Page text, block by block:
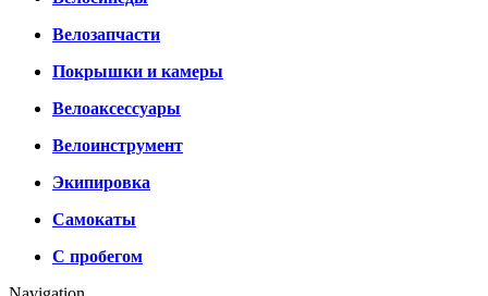
Велозапчасти
Покрышки и камеры
Велоаксессуары
Велоинструмент
Экипировка
Самокаты
С пробегом